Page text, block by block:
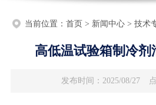
当前位置： 首页> 新闻中心> 技术
高低温试验箱制冷剂
发布时间：2025/08/27